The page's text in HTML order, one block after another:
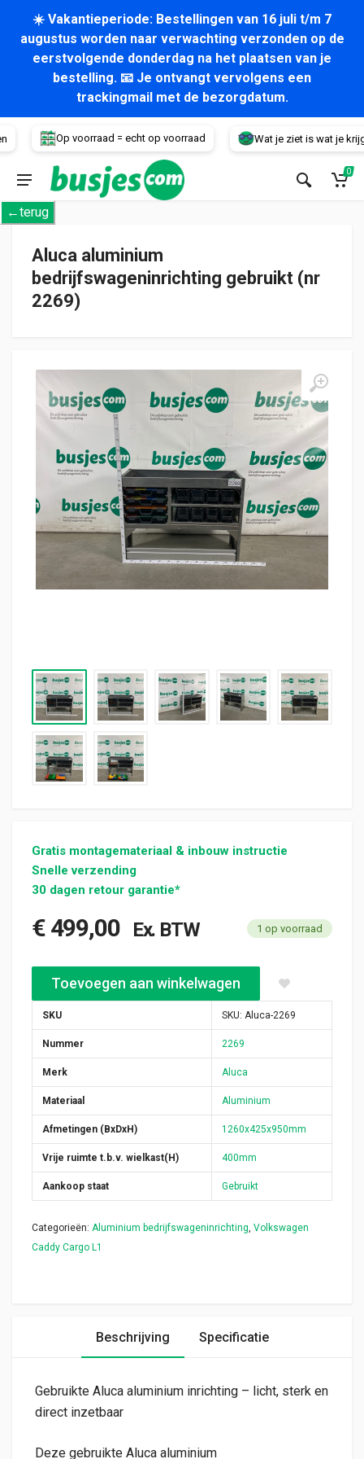
☀️ Vakantieperiode: Bestellingen van 16 juli t/m 7
augustus worden naar verwachting verzonden op de
eerstvolgende donderdag na het plaatsen van je
bestelling. 📧 Je ontvangt vervolgens een
trackingmail met de bezorgdatum.
Op voorraad = echt op voorraad Wat je ziet is wat je krijgt!
Voertuig
0
←terug
Aluca aluminium
bedrijfswageninrichting gebruikt (nr
2269)
Gratis montagemateriaal & inbouw instructie
Snelle verzending
30 dagen retour garantie*
€499,00 Ex. BTW 1 op voorraad
Aluca aluminium bedrijfswageninrichting gebruikt (nr 2269)
Toevoegen aan winkelwagen
SKU SKU: Aluca-2269
Nummer 2269
Merk Aluca
Materiaal Aluminium
Afmetingen (BxDxH) 1260x425x950mm
Vrije ruimte t.b.v. wielkast(H) 400mm
Aankoop staat Gebruikt
Categorieën: Aluminium bedrijfswageninrichting, Volkswagen
Caddy Cargo L1
Beschrijving Specificatie
Gebruikte Aluca aluminium inrichting – licht, sterk en
direct inzetbaar
Deze gebruikte Aluca aluminium